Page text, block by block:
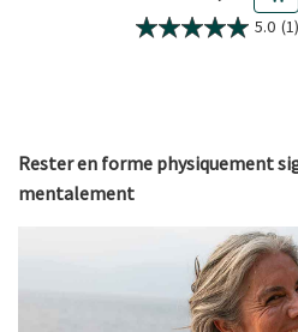
5.0 (1)
Rester en forme physiquement
mentalement